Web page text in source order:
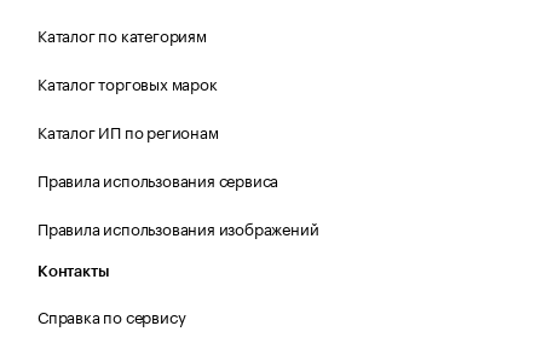
Каталог по категориям
Каталог торговых марок
Каталог ИП по регионам
Правила использования сервиса
Правила использования изображений
Контакты
Справка по сервису